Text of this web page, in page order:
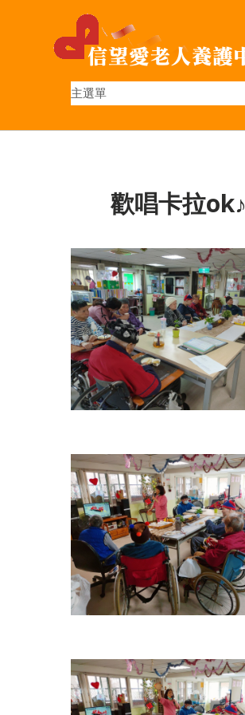
歡唱卡拉ok♪